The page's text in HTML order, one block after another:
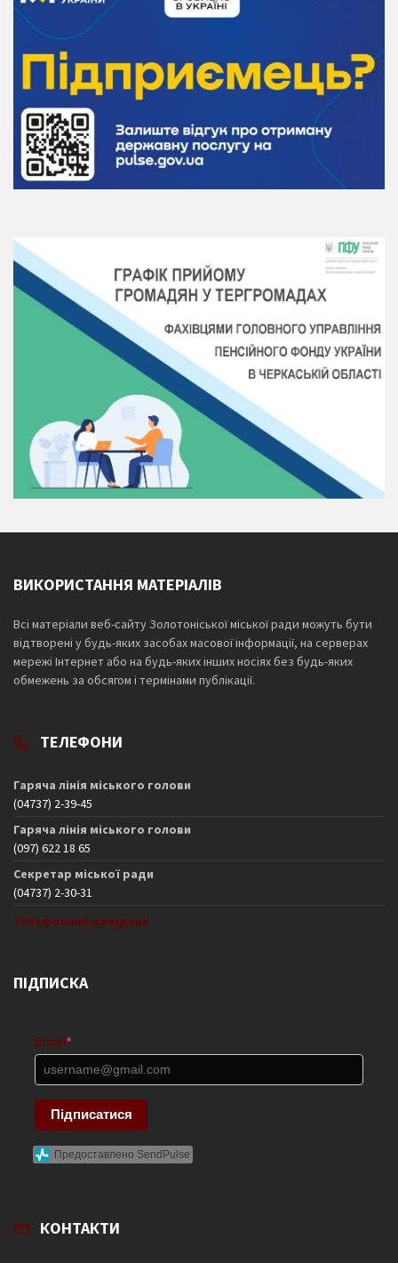
ВИКОРИСТАННЯ МАТЕРІАЛІВ
Всі матеріали веб-сайту Золотоніської міської ради можуть бути
відтворені у будь-яких засобах масової інформації, на серверах
мережі Інтернет або на будь-яких інших носіях без будь-яких
обмежень за обсягом і термінами публікації.
ТЕЛЕФОНИ
Гаряча лінія міського голови
(04737) 2-39-45
Гаряча лінія міського голови
(097) 622 18 65
Секретар міської ради
(04737) 2-30-31
Телефонний довідник
ПІДПИСКА
Email *
Підписатися
Предоставлено SendPulse
КОНТАКТИ